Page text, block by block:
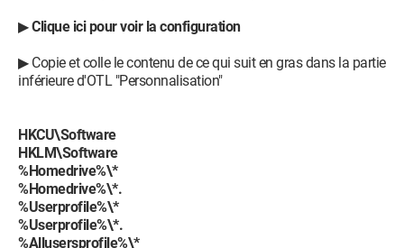
▶Clique ici pour voir la configuration
▶ Copie et colle le contenu de ce qui suit en gras dans la partie
inférieure d'OTL "Personnalisation"
HKCU\Software
HKLM\Software
%Homedrive%\*
%Homedrive%\*.
%Userprofile%\*
%Userprofile%\*.
%Allusersprofile%\*